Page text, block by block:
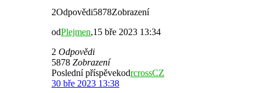
2Odpovědi5878Zobrazení
odPlejmen,15 bře 2023 13:34
2 Odpovědi
5878 Zobrazení
Poslední příspěvekodrcrossCZ
30 bře 2023 13:38